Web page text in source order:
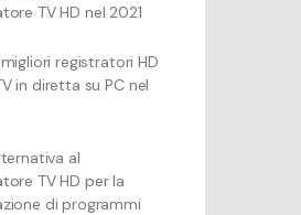
TV HD nel 2021
migliori registratori HD
in diretta su PC nel
al
TV HD per la
di programmi